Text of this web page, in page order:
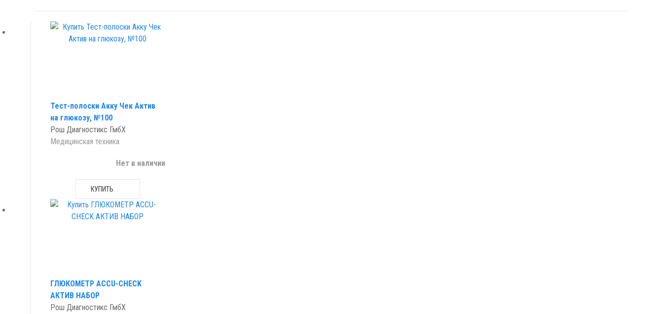
Тест-полоски Акку Чек Актив
на глюкозу, №100
Рош Диагностикс ГмбХ
Медицинская техника
Нет в наличии
КУПИТЬ
ГЛЮКОМЕТР ACCU-CHECK
АКТИВ НАБОР
Рош Диагностикс ГмбХ